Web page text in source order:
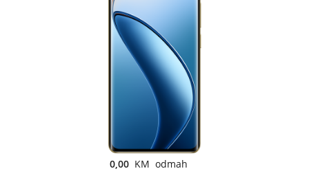
0,00 KM odmah